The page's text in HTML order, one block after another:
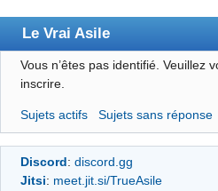
Le Vrai Asile
Accueil
Forum
Membres
Vous n’êtes pas identifié. Veuillez
inscrire.
Sujets actifs Sujets sans réponse
Discord: discord.gg
Jitsi: meet.jit.si/TrueAsile